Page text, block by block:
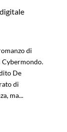
di
Cybermondo.
De
di
ma...